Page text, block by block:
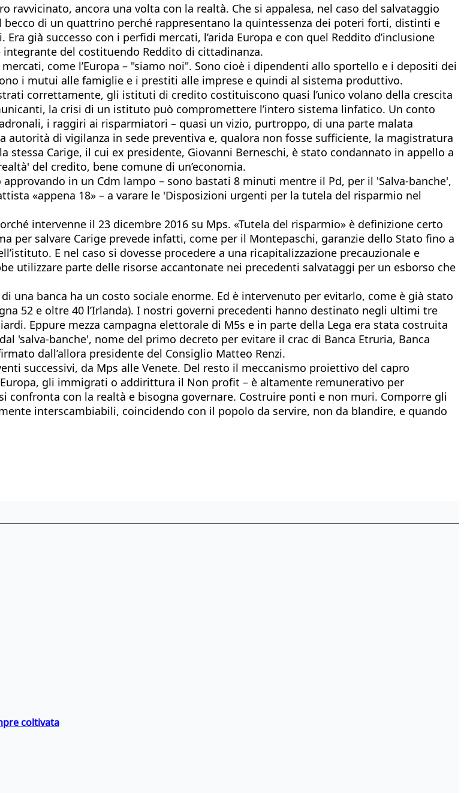
ancora una volta con la realtà. Che si appalesa, nel caso del salvataggio
di un quattrino perché rappresentano la quintessenza dei poteri forti, distinti e
già successo con i perfidi mercati, l’arida Europa e con quel Reddito d’inclusione
del costituendo Reddito di cittadinanza.
come l’Europa – "siamo noi". Sono cioè i dipendenti allo sportello e i depositi dei
i mutui alle famiglie e i prestiti alle imprese e quindi al sistema produttivo.
correttamente, gli istituti di credito costituiscono quasi l’unico volano della crescita
la crisi di un istituto può compromettere l’intero sistema linfatico. Un conto
i raggiri ai risparmiatori – quasi un vizio, purtroppo, di una parte malata
autorità di vigilanza in sede preventiva e, qualora non fosse sufficiente, la magistratura
stessa Carige, il cui ex presidente, Giovanni Berneschi, è stato condannato in appello a
del credito, bene comune di un’economia.
in un Cdm lampo – sono bastati 8 minuti mentre il Pd, per il 'Salva-banche',
«appena 18» – a varare le 'Disposizioni urgenti per la tutela del risparmio nel
intervenne il 23 dicembre 2016 su Mps. «Tutela del risparmio» è definizione certo
per salvare Carige prevede infatti, come per il Montepaschi, garanzie dello Stato fino a
E nel caso si dovesse procedere a una ricapitalizzazione precauzionale e
utilizzare parte delle risorse accantonate nei precedenti salvataggi per un esborso che
una banca ha un costo sociale enorme. Ed è intervenuto per evitarlo, come è già stato
52 e oltre 40 l’Irlanda). I nostri governi precedenti hanno destinato negli ultimi tre
Eppure mezza campagna elettorale di M5s e in parte della Lega era stata costruita
'salva-banche', nome del primo decreto per evitare il crac di Banca Etruria, Banca
dall’allora presidente del Consiglio Matteo Renzi.
successivi, da Mps alle Venete. Del resto il meccanismo proiettivo del capro
gli immigrati o addirittura il Non profit – è altamente remunerativo per
confronta con la realtà e bisogna governare. Costruire ponti e non muri. Comporre gli
interscambiabili, coincidendo con il popolo da servire, non da blandire, e quando
coltivata